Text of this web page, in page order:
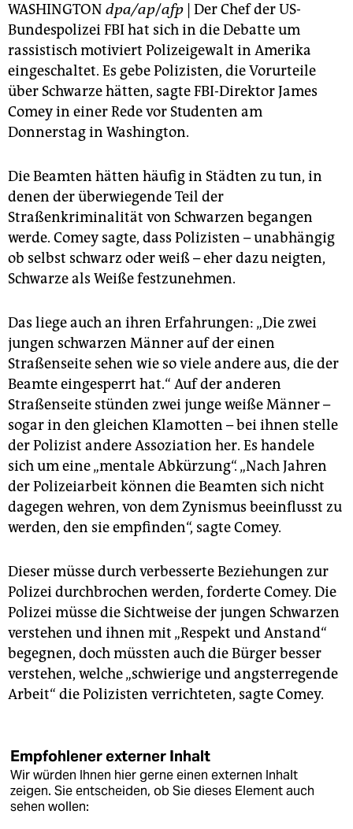
shop
fragen & hilfe
unterstützen
abo
genossenschaft
epaper login
WASHINGTON dpa/ap/afp | Der Chef der US-
Bundespolizei FBI hat sich in die Debatte um
rassistisch motiviert Polizeigewalt in Amerika
eingeschaltet. Es gebe Polizisten, die Vorurteile
über Schwarze hätten, sagte FBI-Direktor James
Comey in einer Rede vor Studenten am
Donnerstag in Washington.
Die Beamten hätten häufig in Städten zu tun, in
denen der überwiegende Teil der
Straßenkriminalität von Schwarzen begangen
werde. Comey sagte, dass Polizisten – unabhängig
ob selbst schwarz oder weiß – eher dazu neigten,
Schwarze als Weiße festzunehmen.
Das liege auch an ihren Erfahrungen: „Die zwei
jungen schwarzen Männer auf der einen
Straßenseite sehen wie so viele andere aus, die der
Beamte eingesperrt hat.“ Auf der anderen
Straßenseite stünden zwei junge weiße Männer –
sogar in den gleichen Klamotten – bei ihnen stelle
der Polizist andere Assoziation her. Es handele
sich um eine „mentale Abkürzung“. „Nach Jahren
der Polizeiarbeit können die Beamten sich nicht
dagegen wehren, von dem Zynismus beeinflusst zu
werden, den sie empfinden“, sagte Comey.
Dieser müsse durch verbesserte Beziehungen zur
Polizei durchbrochen werden, forderte Comey. Die
Polizei müsse die Sichtweise der jungen Schwarzen
verstehen und ihnen mit „Respekt und Anstand“
begegnen, doch müssten auch die Bürger besser
verstehen, welche „schwierige und angsterregende
Arbeit“ die Polizisten verrichteten, sagte Comey.
Empfohlener externer Inhalt
Wir würden Ihnen hier gerne einen externen Inhalt
zeigen. Sie entscheiden, ob Sie dieses Element auch
sehen wollen: